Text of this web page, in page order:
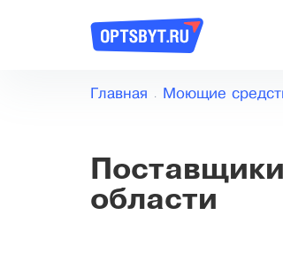
Главная Моющие
области